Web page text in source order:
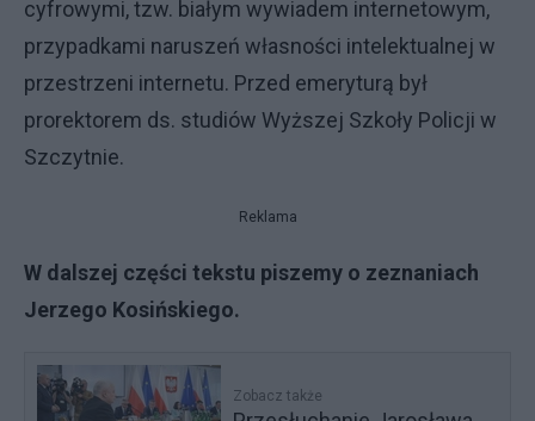
cyfrowymi, tzw. białym wywiadem internetowym,
przypadkami naruszeń własności intelektualnej w
przestrzeni internetu. Przed emeryturą był
prorektorem ds. studiów Wyższej Szkoły Policji w
Szczytnie.
Reklama
W dalszej części tekstu piszemy o zeznaniach
Jerzego Kosińskiego.
Zobacz także